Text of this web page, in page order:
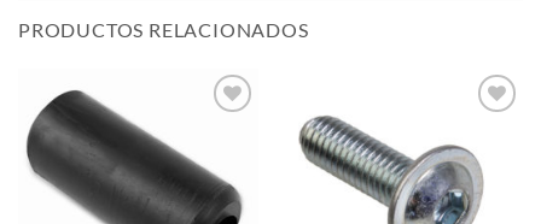
PRODUCTOS RELACIONADOS
wishlist